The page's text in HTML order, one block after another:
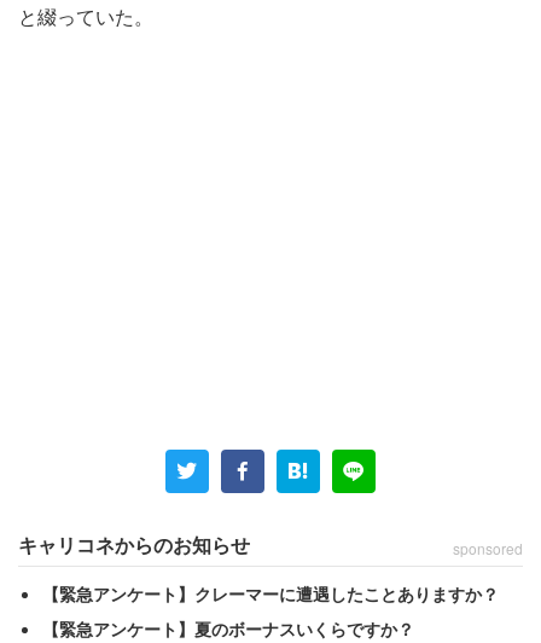
と綴っていた。
キャリコネからのお知らせ sponsored
【緊急アンケート】クレーマーに遭遇したことありますか？
【緊急アンケート】夏のボーナスいくらですか？